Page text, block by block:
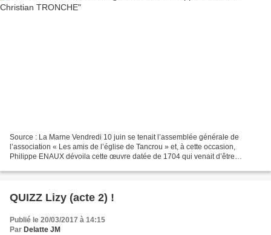
Source : La Marne Vendredi 10 juin se tenait l’assemblée générale de
l’association « Les amis de l’église de Tancrou » et, à cette occasion,
Philippe ENAUX dévoila cette œuvre datée de 1704 qui venait d’être
QUIZZ Lizy (acte 2) !
Publié le 20/03/2017 à 14:15
Par Delatte JM